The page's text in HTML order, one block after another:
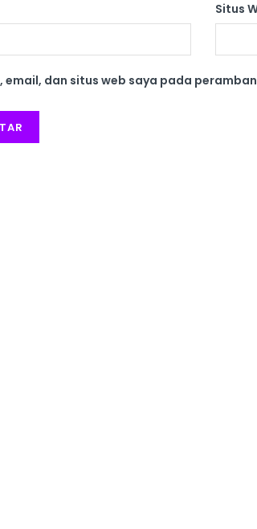
Situs
email, dan situs web saya pada